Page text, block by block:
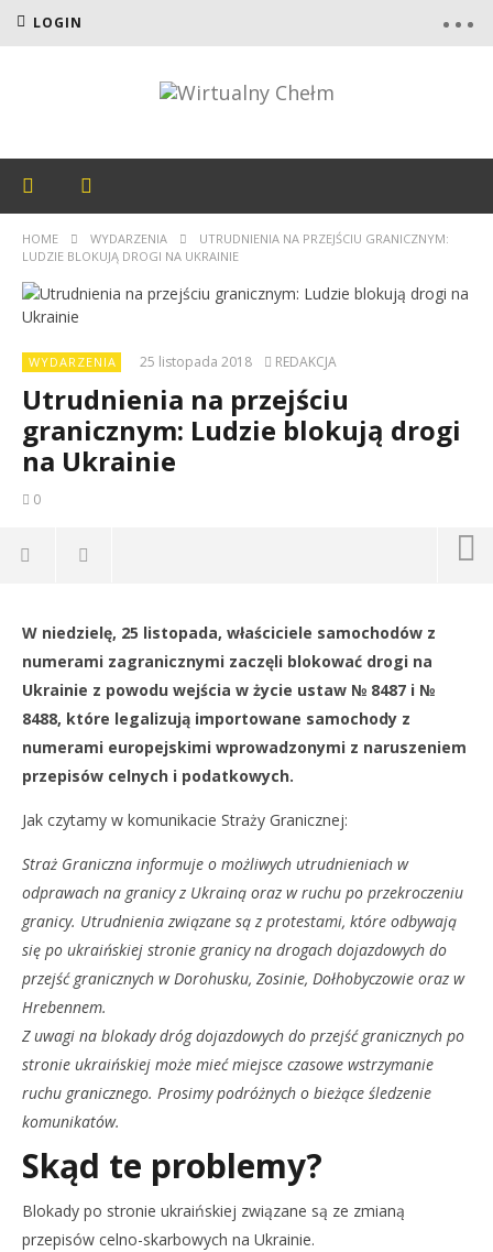
LOGIN
HOME WYDARZENIA
UTRUDNIENIA NA PRZEJŚCIU GRANICZNYM:
LUDZIE BLOKUJĄ DROGI NA UKRAINIE
WYDARZENIA 25 listopada 2018 REDAKCJA
Utrudnienia na przejściu
granicznym: Ludzie blokują drogi
na Ukrainie
0
Utrudnienia na przejściu granicznym: Ludzie blokują
drogi na Ukrainie
25
listopada
2018
REDAKCJA
W niedzielę, 25 listopada, właściciele samochodów z
numerami zagranicznymi zaczęli blokować drogi na
Ukrainie z powodu wejścia w życie ustaw № 8487 i №
8488, które legalizują importowane samochody z
numerami europejskimi wprowadzonymi z naruszeniem
przepisów celnych i podatkowych.
Jak czytamy w komunikacie Straży Granicznej:
Straż Graniczna informuje o możliwych utrudnieniach w
odprawach na granicy z Ukrainą oraz w ruchu po przekroczeniu
granicy. Utrudnienia związane są z protestami, które odbywają
się po ukraińskiej stronie granicy na drogach dojazdowych do
przejść granicznych w Dorohusku, Zosinie, Dołhobyczowie oraz w
Hrebennem.
Z uwagi na blokady dróg dojazdowych do przejść granicznych po
stronie ukraińskiej może mieć miejsce czasowe wstrzymanie
ruchu granicznego. Prosimy podróżnych o bieżące śledzenie
komunikatów.
Skąd te problemy?
Blokady po stronie ukraińskiej związane są ze zmianą
przepisów celno-skarbowych na Ukrainie.